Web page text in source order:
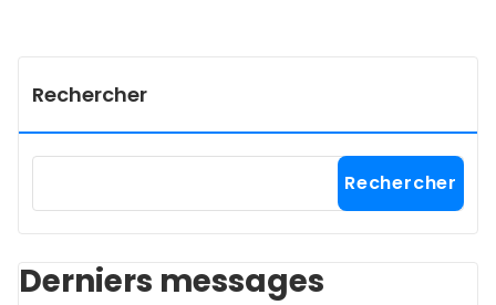
Rechercher
Rechercher
Derniers messages